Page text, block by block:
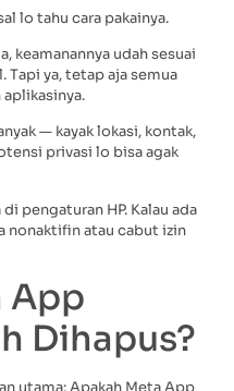
lo tahu cara pakainya.
keamanannya udah sesuai
ya, tetap aja semua
— kayak lokasi, kontak,
privasi lo bisa agak
pengaturan HP. Kalau ada
nonaktifin atau cabut izin
App
Dihapus?